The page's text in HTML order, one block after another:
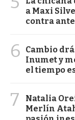
a Maxi
contra
6
Cambio
Inumet y
el tiempo
7
Natalia
Merlín